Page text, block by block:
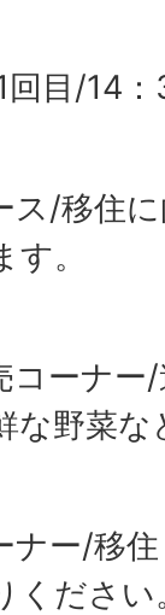
回目/14
/移住
。
ーナー
な野菜
ー/移
ください